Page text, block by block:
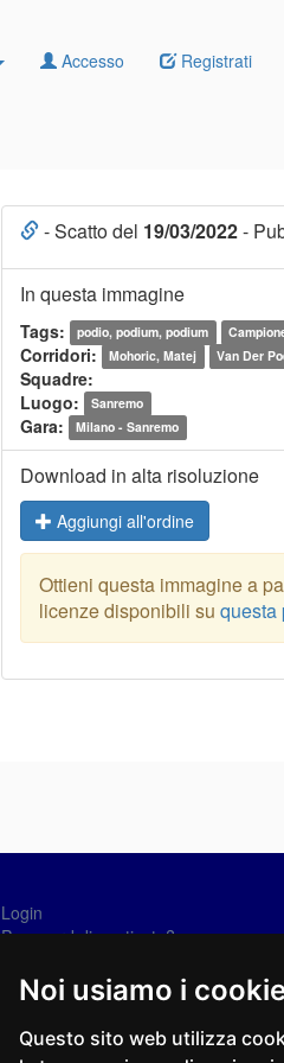
Noi usiamo i
Questo sito web utilizza
Accesso Registrati
- Scatto del 19/03/2022-
In questa immagine
Tags: podio, podium, podium
Corridori: Mohoric, Matej Van Der
Squadre:
Luogo:
Sanremo
Gara: Milano - Sanremo
Download in alta risoluzione
Aggiungi all'ordine
Ottieni questa immagine a
licenze disponibili su questa
Login
Password dimenticata?